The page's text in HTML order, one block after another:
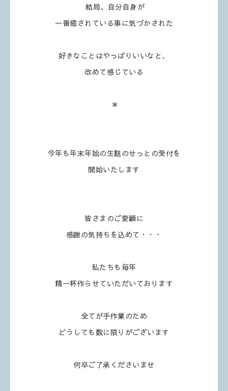
結局、自分自身が
一番癒されている事に気づかされた
好きなことはやっぱりいいなと、
改めて感じている
＊
今年も年末年始の生麩のせっとの受付を
開始いたします
皆さまのご愛顧に
感謝の気持ちを込めて・・・
私たちも毎年
精一杯作らせていただいております
全てが手作業のため
どうしても数に限りがございます
何卒ご了承くださいませ